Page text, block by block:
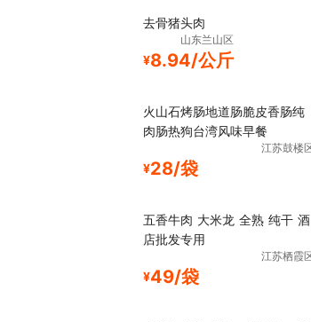
去骨猪头肉
山东兰山区
¥8.94/公斤
火山石烤肠地道肠脆皮香肠纯
肉肠热狗台湾风味早餐
江苏鼓楼
¥28/袋
五香牛肉 大米龙 全熟 纯干 酒
店批发专用
江苏栖霞
¥49/袋